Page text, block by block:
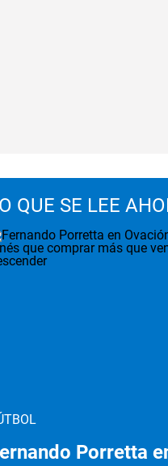
QUE SE LEE
Porretta